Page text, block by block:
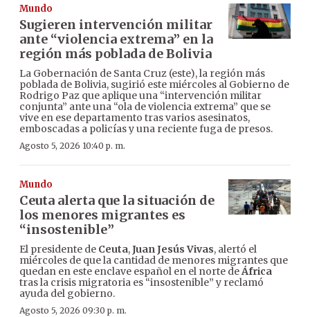
Mundo
Sugieren intervención militar
ante “violencia extrema” en la
región más poblada de Bolivia
La Gobernación de Santa Cruz (este), la región más
poblada de Bolivia, sugirió este miércoles al Gobierno de
Rodrigo Paz que aplique una “intervención militar
conjunta” ante una “ola de violencia extrema” que se
vive en ese departamento tras varios asesinatos,
emboscadas a policías y una reciente fuga de presos.
Agosto 5, 2026 10:40 p. m.
Mundo
Ceuta alerta que la situación de
los menores migrantes es
“insostenible”
El presidente de Ceuta,Juan Jesús Vivas, alertó el
miércoles de que la cantidad de menores migrantes que
quedan en este enclave español en el norte deÁfrica
tras la crisis migratoria es “insostenible” y reclamó
ayuda del gobierno.
Agosto 5, 2026 09:30 p. m.